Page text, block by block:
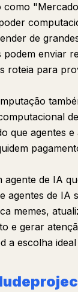
como
de
podem enviar
roteia para
que agentes
agente de IA
agentes de IA
memes,
e gerar
a escolha